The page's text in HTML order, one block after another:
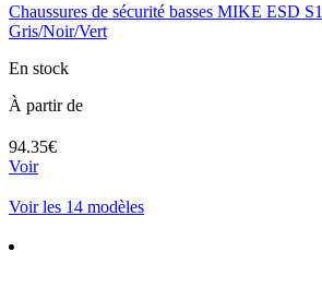
Chaussures de sécurité basses MIKE ESD
Gris/Noir/Vert
En stock
À partir de
94.35€
Voir
Voir les 14 modèles